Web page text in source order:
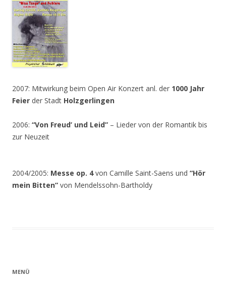
2007: Mitwirkung beim Open Air Konzert anl. der 1000 Jahr
Feier der Stadt Holzgerlingen
2006: “Von Freud’ und Leid” – Lieder von der Romantik bis
zur Neuzeit
2004/2005: Messe op. 4von Camille Saint-Saens und “Hör
mein Bitten” von Mendelssohn-Bartholdy
MENÜ